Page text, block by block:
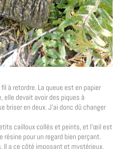
à retordre. La queue est en papier
elle devait avoir des piques à
briser en deux. J’ai donc dû changer
cailloux collés et peints, et l’œil est
résine pour un regard bien perçant.
Il a ce côté imposant et mystérieux.